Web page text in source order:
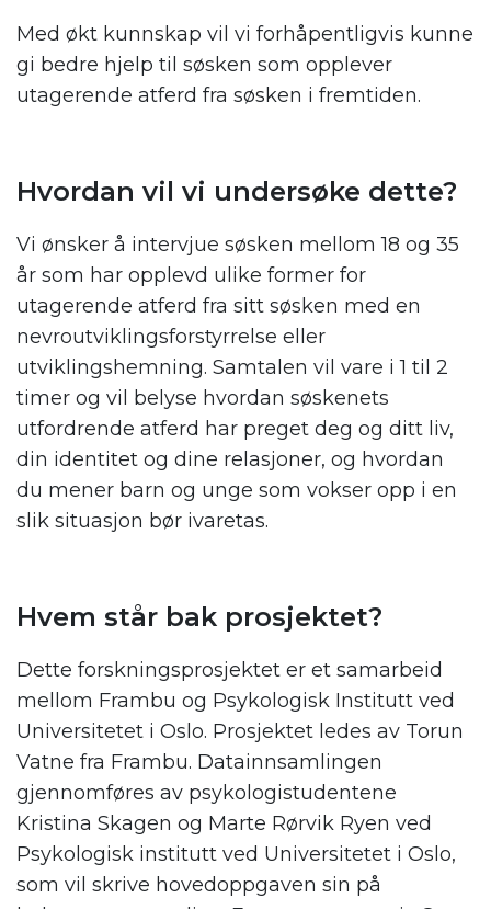
Med økt kunnskap vil vi forhåpentligvis kunne
gi bedre hjelp til søsken som opplever
utagerende atferd fra søsken i fremtiden.
Hvordan vil vi undersøke dette?
Vi ønsker å intervjue søsken mellom 18 og 35
år som har opplevd ulike former for
utagerende atferd fra sitt søsken med en
nevroutviklingsforstyrrelse eller
utviklingshemning. Samtalen vil vare i 1 til 2
timer og vil belyse hvordan søskenets
utfordrende atferd har preget deg og ditt liv,
din identitet og dine relasjoner, og hvordan
du mener barn og unge som vokser opp i en
slik situasjon bør ivaretas.
Hvem står bak prosjektet?
Dette forskningsprosjektet er et samarbeid
mellom Frambu og Psykologisk Institutt ved
Universitetet i Oslo. Prosjektet ledes av Torun
Vatne fra Frambu. Datainnsamlingen
gjennomføres av psykologistudentene
Kristina Skagen og Marte Rørvik Ryen ved
Psykologisk institutt ved Universitetet i Oslo,
som vil skrive hovedoppgaven sin på